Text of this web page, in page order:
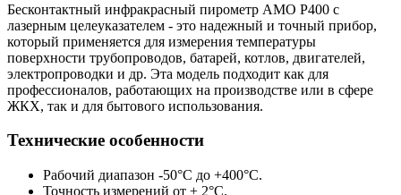
Бесконтактный инфракрасный пирометр AMO P400 c
лазерным целеуказателем - это надежный и точный прибор,
который применяется для измерения температуры
поверхности трубопроводов, батарей, котлов, двигателей,
электропроводки и др. Эта модель подходит как для
профессионалов, работающих на производстве или в сфере
ЖКХ, так и для бытового использования.
Технические особенности
Рабочий диапазон -50°C до +400°C.
Точность измерений от ± 2°C.